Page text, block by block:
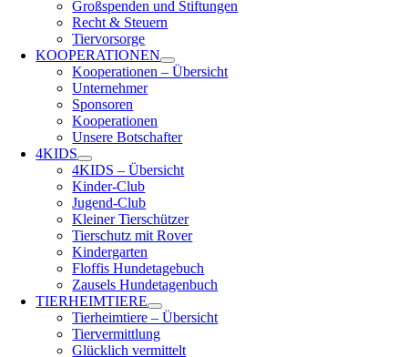
Großspenden und Stiftungen
Recht & Steuern
Tiervorsorge
KOOPERATIONEN
Kooperationen – Übersicht
Unternehmer
Sponsoren
Kooperationen
Unsere Botschafter
4KIDS
4KIDS – Übersicht
Kinder-Club
Jugend-Club
Kleiner Tierschützer
Tierschutz mit Rover
Kindergarten
Floffis Hundetagebuch
Zausels Hundetagenbuch
TIERHEIMTIERE
Tierheimtiere – Übersicht
Tiervermittlung
Glücklich vermittelt